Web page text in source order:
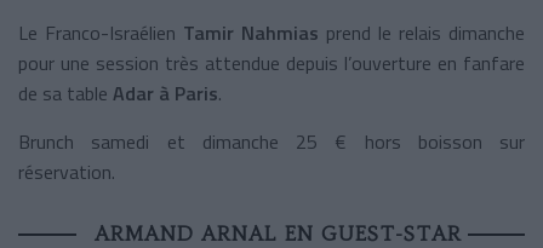
Le Franco-Israélien Tamir Nahmias prend le relais dimanche
pour une session très attendue depuis l’ouverture en fanfare
de sa table Adar à Paris.
Brunch samedi et dimanche 25 € hors boisson sur
réservation.
ARMAND ARNAL EN GUEST-STAR